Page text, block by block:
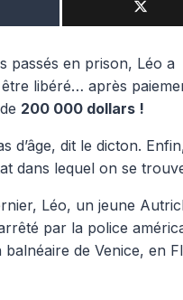
passés en prison, Léo a
libéré… après
200 000 dollars !
d’âge, dit le dicton.
dans lequel on se
Léo, un jeune
par la police
balnéaire de Venice, en